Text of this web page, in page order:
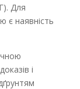
Для
є наявність
і